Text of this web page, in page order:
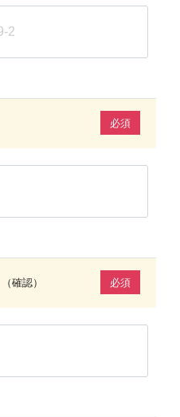
必須
（確認） 必須